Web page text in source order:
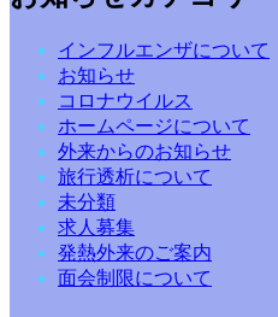
インフルエンザについて
お知らせ
コロナウイルス
ホームページについて
外来からのお知らせ
旅行透析について
未分類
求人募集
発熱外来のご案内
面会制限について